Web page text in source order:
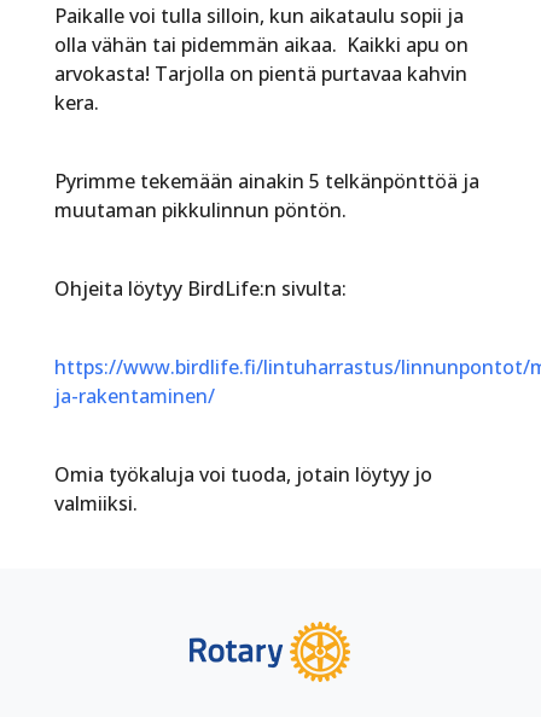
Paikalle voi tulla silloin, kun aikataulu sopii ja
olla vähän tai pidemmän aikaa. Kaikki apu on
arvokasta! Tarjolla on pientä purtavaa kahvin
kera.
Pyrimme tekemään ainakin 5 telkänpönttöä ja
muutaman pikkulinnun pöntön.
Ohjeita löytyy BirdLife:n sivulta:
https://www.birdlife.fi/lintuharrastus/linnunpontot/
ja-rakentaminen/
Omia työkaluja voi tuoda, jotain löytyy jo
valmiiksi.